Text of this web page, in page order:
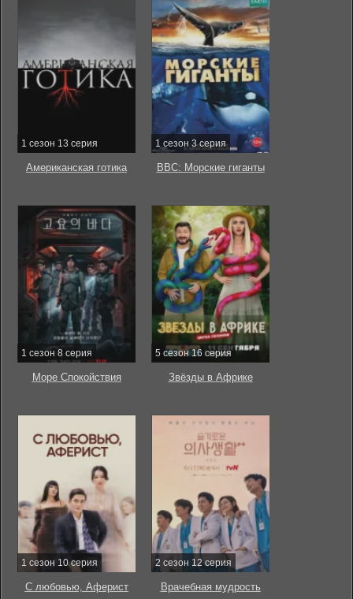
1 сезон 13 серия
Американская готика
1 сезон 3 серия
BBC: Морские гиганты
1 сезон 8 серия
Море Спокойствия
5 сезон 16 серия
Звёзды в Африке
1 сезон 10 серия
С любовью, Аферист
2 сезон 12 серия
Врачебная мудрость